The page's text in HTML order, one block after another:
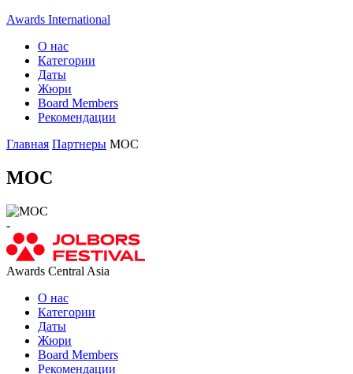
Awards International
О нас
Категории
Даты
Жюри
Board Members
Рекомендации
Главная Партнеры MOC
MOC
-
Awards Central Asia
О нас
Категории
Даты
Жюри
Board Members
Рекомендации